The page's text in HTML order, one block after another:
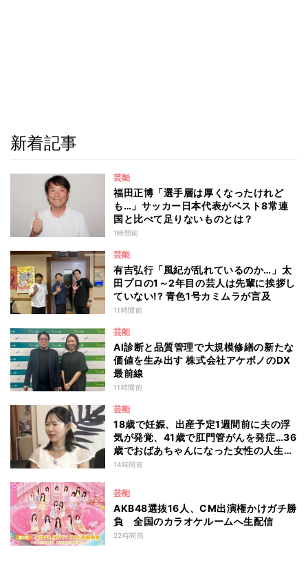
新着記事
芸能
福田正博「選手層は厚くなったけれど
も…」サッカー日本代表がベスト8常連
国と比べて足りないものとは？
1時間前
芸能
有吉弘行「風紀が乱れているのか…」太
田プロの1～2年目の芸人は先輩に挨拶し
ていない!? 青色1号カミムラが言及
11時間前
芸能
AI診断と品質管理で大規模修繕の新たな
価値を生み出す 株式会社アケボノのDX
最前線
11時間前
芸能
18歳で妊娠、出産予定1週間前に夫の浮
気が発覚、41歳で肛門管がんを発症…36
歳でおばあちゃんになった女性の人生に
島田珠代も思わず涙 『愛のハイエナ
14時間前
芸能
AKB48選抜16人、CM出演権かけガチ勝
負 全国のカラオケルームへ生配信
22時間前